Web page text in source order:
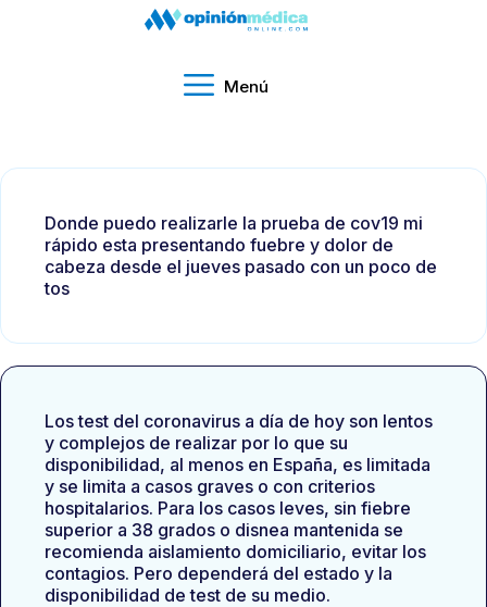
Menú
Donde puedo realizarle la prueba de cov19 mi
rápido esta presentando fuebre y dolor de
cabeza desde el jueves pasado con un poco de
tos
Los test del coronavirus a día de hoy son lentos
y complejos de realizar por lo que su
disponibilidad, al menos en España, es limitada
y se limita a casos graves o con criterios
hospitalarios. Para los casos leves, sin fiebre
superior a 38 grados o disnea mantenida se
recomienda aislamiento domiciliario, evitar los
contagios. Pero dependerá del estado y la
disponibilidad de test de su medio.